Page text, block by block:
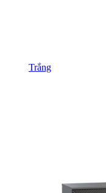
Trắng